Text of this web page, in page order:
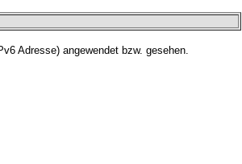
Adresse) angewendet bzw. gesehen.